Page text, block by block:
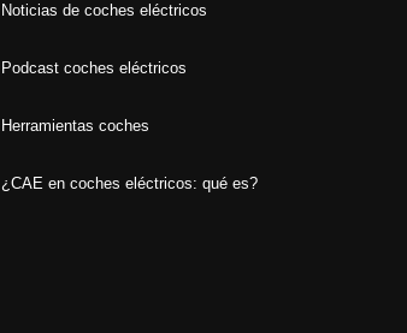
Noticias de coches eléctricos
Podcast coches eléctricos
Herramientas coches
¿CAE en coches eléctricos: qué es?